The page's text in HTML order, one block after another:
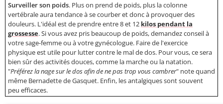
Surveiller son poids. Plus on prend de poids, plus la colonne
vertébrale aura tendance à se courber et donc à provoquer des
douleurs. L'idéal est de prendre entre 8 et 12 kilos pendant la
grossesse. Si vous avez pris beaucoup de poids, demandez conseil à
votre sage-femme ou à votre gynécologue. Faire de l'exercice
physique est utile pour lutter contre le mal de dos. Pour vous, ce sera
bien sûr des activités douces, comme la marche ou la natation.
"Préférez la nage sur le dos afin de ne pas trop vous cambrer" note quand
même Bernadette de Gasquet. Enfin, les antalgiques sont souvent
peu efficaces.